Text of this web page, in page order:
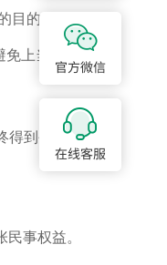
目的。
免上当受骗。
得到公平、公
事权益。